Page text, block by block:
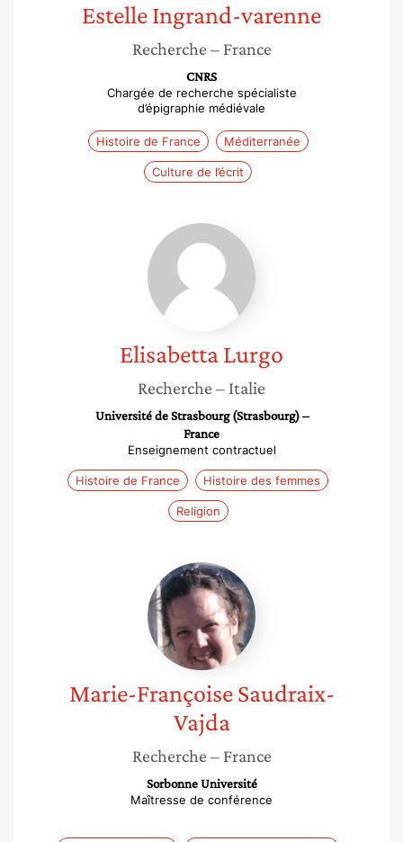
EstelleIngrand-varenne
Recherche – France
CNRS
Chargée de recherche spécialiste
d’épigraphie médiévale
Histoire de France Méditerranée
Culture de l’écrit
Elisabetta
Lurgo
ElisabettaLurgo
Recherche – Italie
Université de Strasbourg (Strasbourg) –
France
Enseignement contractuel
Histoire de France Histoire des femmes
Religion
Marie-
Françoise
Saudraix-
Vajda
Marie-Françoise Saudraix-
Vajda
Recherche – France
Sorbonne Université
Maîtresse de conférence